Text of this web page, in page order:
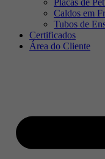
Placas de
Caldos em
Tubos de
Certificados
Área do Cliente